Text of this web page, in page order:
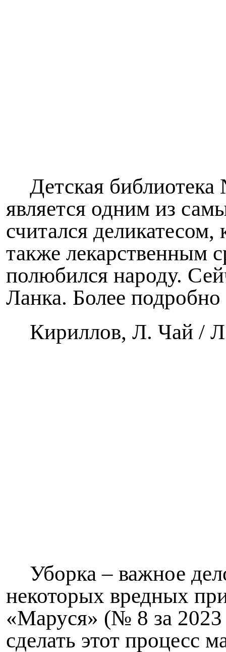
Детская
является одним из
считался
также лекарственным
полюбился народу.
Ланка. Более
Кириллов, Л. Чай /
Уборка – важное
некоторых вредных
«Маруся» (№ 8 за 2023
сделать этот процесс